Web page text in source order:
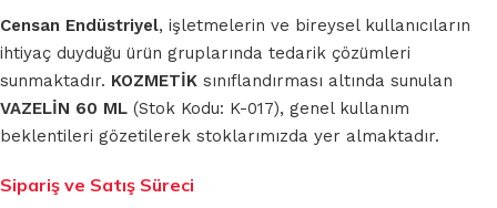
Censan Endüstriyel, işletmelerin ve bireysel kullanıcıların
ihtiyaç duyduğu ürün gruplarında tedarik çözümleri
sunmaktadır. KOZMETİK sınıflandırması altında sunulan
VAZELİN 60 ML (Stok Kodu: K-017), genel kullanım
beklentileri gözetilerek stoklarımızda yer almaktadır.
Sipariş ve Satış Süreci